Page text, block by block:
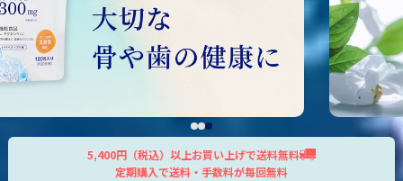
5,400円（税込）以上お買い上げで送料無料
定期購入で送料・手数料が毎回無料